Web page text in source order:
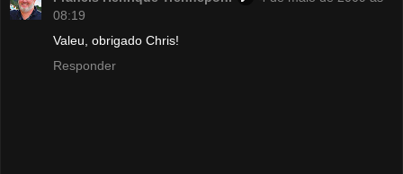
08:19
Valeu, obrigado Chris!
Responder